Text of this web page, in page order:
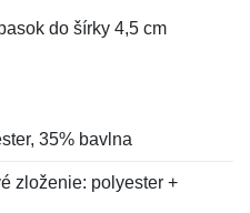
do šírky 4,5 cm
35% bavlna
zloženie: polyester +